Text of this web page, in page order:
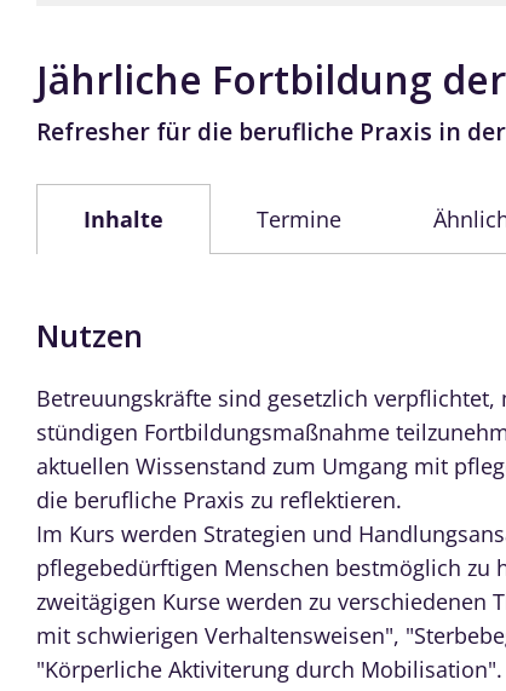
Jährliche Fortbildung
Refresher für die berufliche Praxis in
Inhalte Termine
Nutzen
Betreuungskräfte sind gesetzlich
stündigen Fortbildungsmaßnahme
aktuellen Wissenstand zum Umgang mit
die berufliche Praxis zu reflektieren.
Im Kurs werden Strategien und
pflegebedürftigen Menschen bestmöglich zu
zweitägigen Kurse werden zu verschiedenen
mit schwierigen Verhaltensweisen",
"Körperliche Aktiviterung durch Mobilisation".